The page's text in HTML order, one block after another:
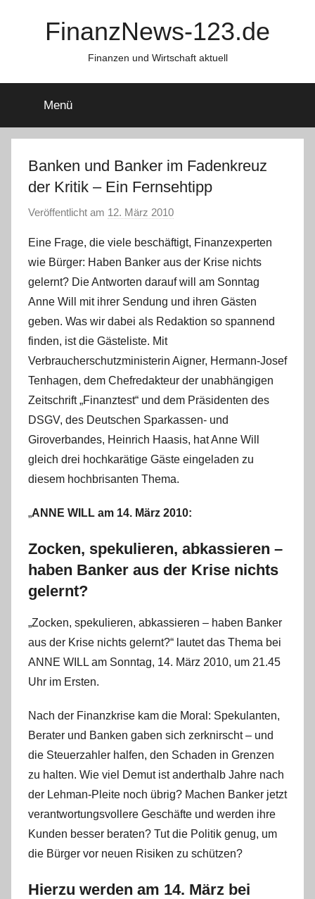
FinanzNews-123.de
Finanzen und Wirtschaft aktuell
Menü
Banken und Banker im Fadenkreuz
der Kritik – Ein Fernsehtipp
Veröffentlicht am 12. März 2010
n
C
h
r
i
t
e
l
Eine Frage, die viele beschäftigt, Finanzexperten
wie Bürger: Haben Banker aus der Krise nichts
gelernt? Die Antworten darauf will am Sonntag
Anne Will mit ihrer Sendung und ihren Gästen
geben. Was wir dabei als Redaktion so spannend
finden, ist die Gästeliste. Mit
Verbraucherschutzministerin Aigner, Hermann-Josef
Tenhagen, dem Chefredakteur der unabhängigen
Zeitschrift „Finanztest“ und dem Präsidenten des
DSGV, des Deutschen Sparkassen- und
Giroverbandes, Heinrich Haasis, hat Anne Will
gleich drei hochkarätige Gäste eingeladen zu
diesem hochbrisanten Thema.
„ANNE WILL am 14. März 2010:
Zocken, spekulieren, abkassieren –
haben Banker aus der Krise nichts
gelernt?
„Zocken, spekulieren, abkassieren – haben Banker
aus der Krise nichts gelernt?“ lautet das Thema bei
ANNE WILL am Sonntag, 14. März 2010, um 21.45
Uhr im Ersten.
Nach der Finanzkrise kam die Moral: Spekulanten,
Berater und Banken gaben sich zerknirscht – und
die Steuerzahler halfen, den Schaden in Grenzen
zu halten. Wie viel Demut ist anderthalb Jahre nach
der Lehman-Pleite noch übrig? Machen Banker jetzt
verantwortungsvollere Geschäfte und werden ihre
Kunden besser beraten? Tut die Politik genug, um
die Bürger vor neuen Risiken zu schützen?
Hierzu werden am 14. März bei